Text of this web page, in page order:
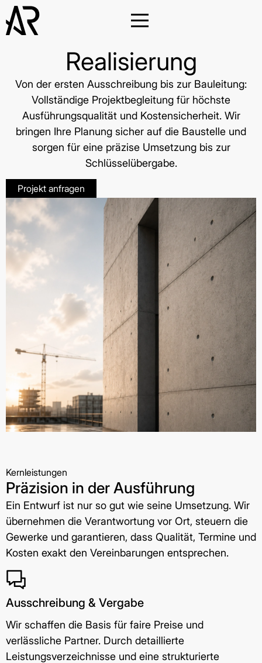
Realisierung
Von der ersten Ausschreibung bis zur Bauleitung:
Vollständige Projektbegleitung für höchste
Ausführungsqualität und Kostensicherheit. Wir
bringen Ihre Planung sicher auf die Baustelle und
sorgen für eine präzise Umsetzung bis zur
Schlüsselübergabe.
Projekt anfragen
Kernleistungen
Präzision in der Ausführung
Ein Entwurf ist nur so gut wie seine Umsetzung. Wir
übernehmen die Verantwortung vor Ort, steuern die
Gewerke und garantieren, dass Qualität, Termine und
Kosten exakt den Vereinbarungen entsprechen.
Ausschreibung & Vergabe
Wir schaffen die Basis für faire Preise und
verlässliche Partner. Durch detaillierte
Leistungsverzeichnisse und eine strukturierte